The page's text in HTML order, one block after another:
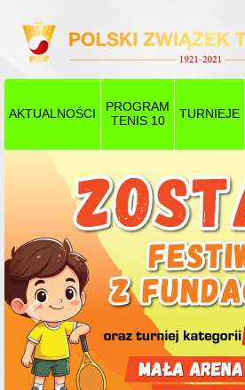
AKTUALNOŚCI
PROGRAM
TENIS 10
TURNIEJE
Poprzedni